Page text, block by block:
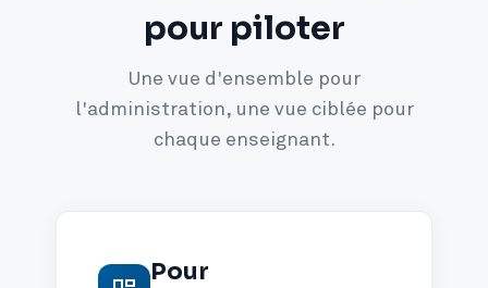
pour piloter
Une vue d'ensemble pour
l'administration, une vue ciblée pour
chaque enseignant.
Pour